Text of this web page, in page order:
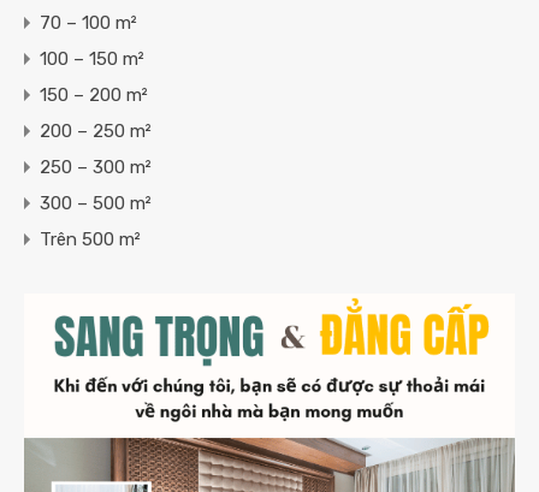
70 – 100 m²
100 – 150 m²
150 – 200 m²
200 – 250 m²
250 – 300 m²
300 – 500 m²
Trên 500 m²